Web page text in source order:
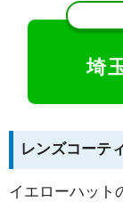
埼
レンズコーテ
イエローハット